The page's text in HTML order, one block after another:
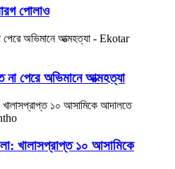
পোলাও
না পেরে অভিমানে আত্মহত্যা
খালাসপ্রাপ্ত ১০ আসামিকে